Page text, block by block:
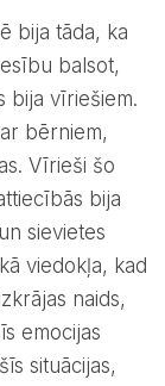
balsot,
bija vīriešiem.
bērniem,
Vīrieši šo
bija
sievietes
viedokļa, kad
naids,
emocijas
situācijas,